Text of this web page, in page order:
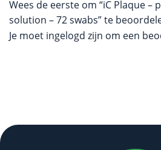
Wees de eerste om “iC Plaque –
solution – 72 swabs” te
Je moet ingelogd zijn om een